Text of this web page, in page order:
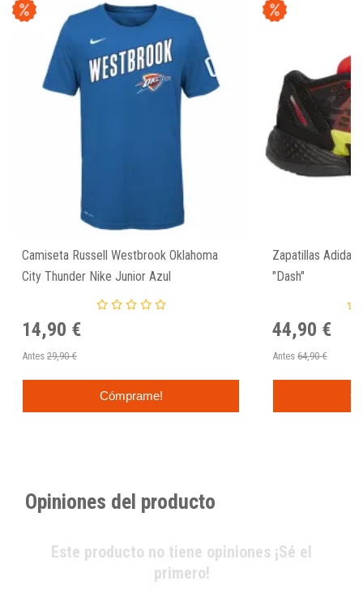
Camiseta Russell Westbrook Oklahoma
City Thunder Nike Junior Azul
14,90 €
Antes 29,90 €
Cómprame!
Zapatillas Adidas
"Dash"
44,90 €
Antes 64,90 €
Opiniones del producto
Este producto no tiene opiniones ¡Sé el
primero!